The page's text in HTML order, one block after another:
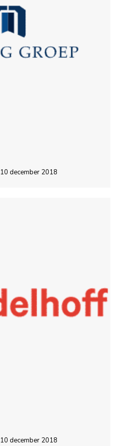
10 december 2018
10 december 2018